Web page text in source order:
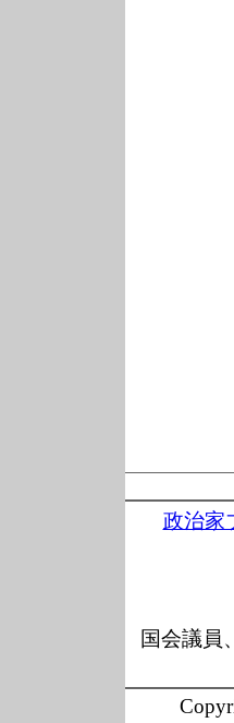
政治家
国会議員